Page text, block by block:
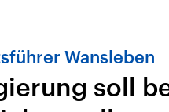
Beiträge,
Wansleben
soll